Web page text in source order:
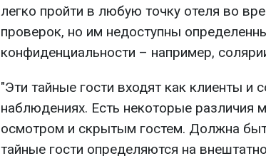
легко пройти в любую точку отеля во
проверок, но им недоступны
конфиденциальности – например,
"Эти тайные гости входят как клиенты и
наблюдениях. Есть некоторые
осмотром и скрытым гостем. Должна
тайные гости определяются на